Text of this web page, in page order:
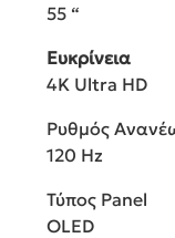
55 “
Ευκρίνεια
4K Ultra HD
Ρυθμός
120 Hz
Τύπος Panel
OLED